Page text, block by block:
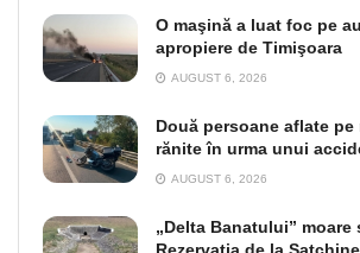
O maşină a luat foc pe
apropiere de Timişoara
AUGUST 6, 2026
Două persoane aflate
rănite în urma unui
AUGUST 6, 2026
„Delta Banatului”
Rezervația de la